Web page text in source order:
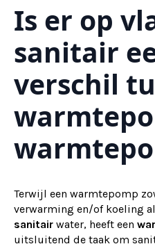
Is er op
sanitair
verschil
Terwijl een warmtepomp
verwarming en/of koeling
sanitair water, heeft een
uitsluitend de taak om